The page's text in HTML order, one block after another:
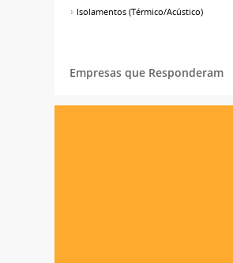
Isolamentos (Térmico/Acústico)
Empresas que Responderam